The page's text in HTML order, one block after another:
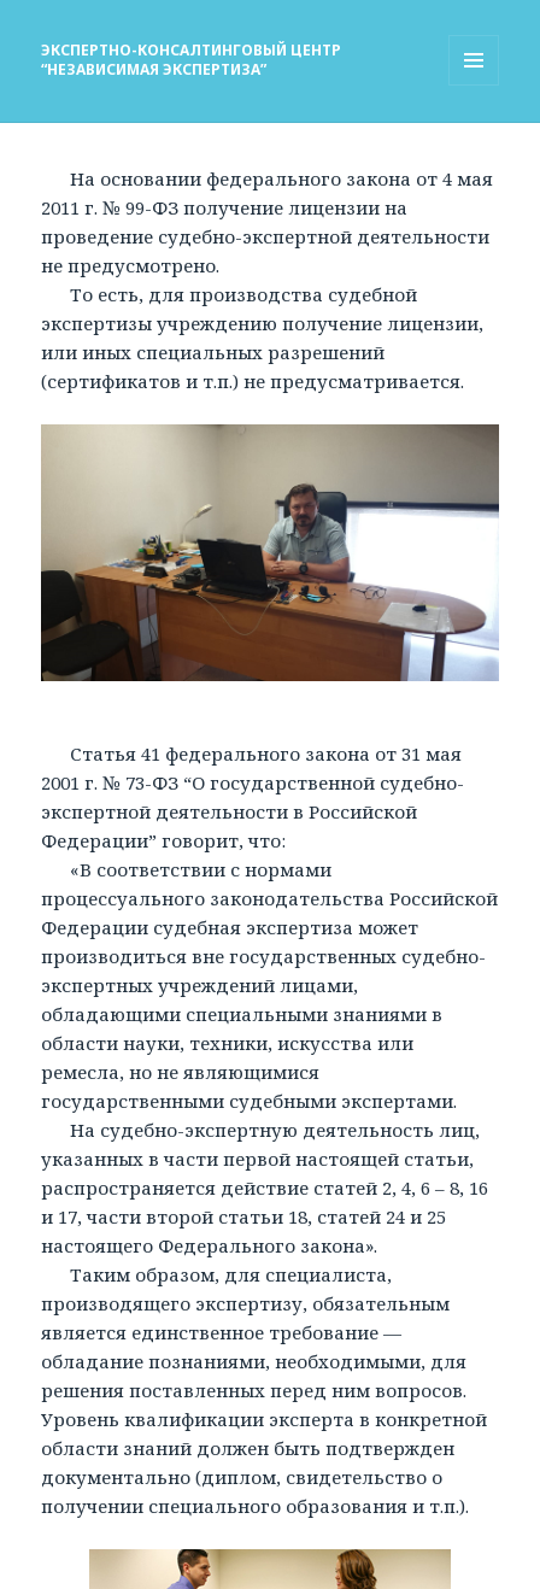
ЭКСПЕРТНО-КОНСАЛТИНГОВЫЙ ЦЕНТР
“НЕЗАВИСИМАЯ ЭКСПЕРТИЗА”
На основании федерального закона от 4 мая
2011 г. № 99-ФЗ получение лицензии на
проведение судебно-экспертной деятельности
не предусмотрено.
То есть, для производства судебной
экспертизы учреждению получение лицензии,
или иных специальных разрешений
(сертификатов и т.п.) не предусматривается.
Статья 41 федерального закона от 31 мая
2001 г. № 73-ФЗ “О государственной судебно-
экспертной деятельности в Российской
Федерации” говорит, что:
«В соответствии с нормами
процессуального законодательства Российской
Федерации судебная экспертиза может
производиться вне государственных судебно-
экспертных учреждений лицами,
обладающими специальными знаниями в
области науки, техники, искусства или
ремесла, но не являющимися
государственными судебными экспертами.
На судебно-экспертную деятельность лиц,
указанных в части первой настоящей статьи,
распространяется действие статей 2, 4, 6 – 8, 16
и 17, части второй статьи 18, статей 24 и 25
настоящего Федерального закона».
Таким образом, для специалиста,
производящего экспертизу, обязательным
является единственное требование —
обладание познаниями, необходимыми, для
решения поставленных перед ним вопросов.
Уровень квалификации эксперта в конкретной
области знаний должен быть подтвержден
документально (диплом, свидетельство о
получении специального образования и т.п.).